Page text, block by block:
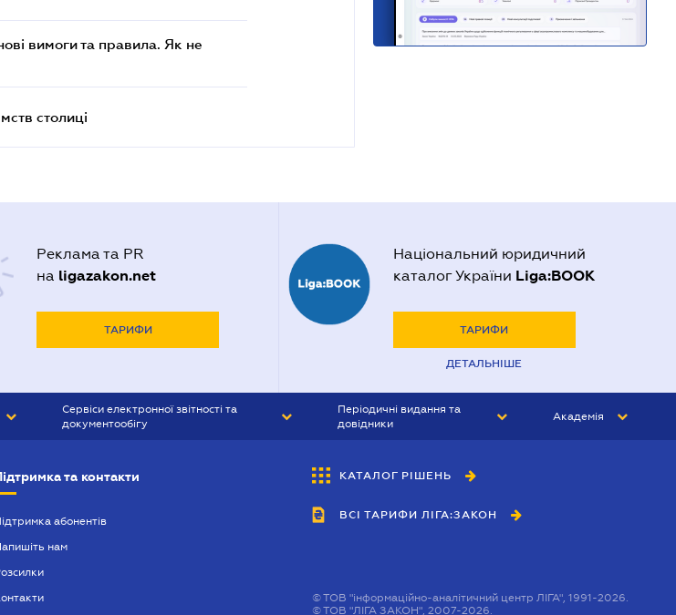
вимоги та правила. Як не
столиці
Реклама та PR
на ligazakon.net
ТАРИФИ
Національний юридичний
каталог України Liga:BOOK
ТАРИФИ
ДЕТАЛЬНІШЕ
Сервіси електронної звітності та
документообігу
Періодичні видання та
довідники
БУХГАЛТЕР&ЗАКОН
ВІСНИК МСФЗ
Академія
та контакти
абонентів
нам
КАТАЛОГ РІШЕНЬ
ВСІ ТАРИФИ ЛІГА:ЗАКОН
©ТОВ "інформаційно-аналітичний центр ЛІГА", 1991-2026.
©ТОВ "ЛІГА ЗАКОН", 2007-2026.